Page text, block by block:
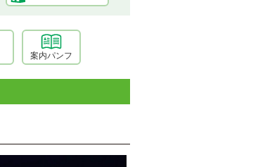
案内パンフ